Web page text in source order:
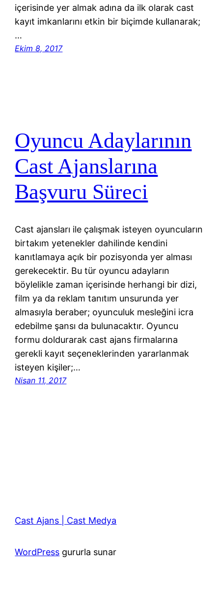
içerisinde yer almak adına da ilk olarak cast
kayıt imkanlarını etkin bir biçimde kullanarak;
…
Ekim 8, 2017
Oyuncu Adaylarının
Cast Ajanslarına
Başvuru Süreci
Cast ajansları ile çalışmak isteyen oyuncuların
birtakım yetenekler dahilinde kendini
kanıtlamaya açık bir pozisyonda yer alması
gerekecektir. Bu tür oyuncu adayların
böylelikle zaman içerisinde herhangi bir dizi,
film ya da reklam tanıtım unsurunda yer
almasıyla beraber; oyunculuk mesleğini icra
edebilme şansı da bulunacaktır. Oyuncu
formu doldurarak cast ajans firmalarına
gerekli kayıt seçeneklerinden yararlanmak
isteyen kişiler;…
Nisan 11, 2017
Cast Ajans | Cast Medya
WordPress gururla sunar